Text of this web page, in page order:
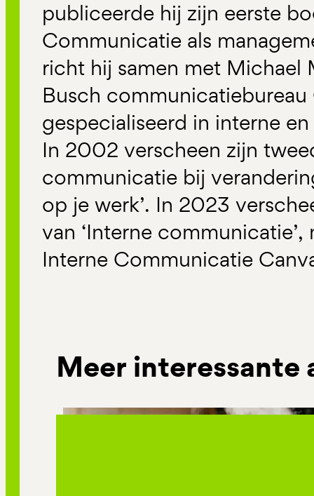
publiceerde hij zijn eerste
Communicatie als
richt hij samen met Michael
Busch
gespecialiseerd in interne
In 2002 verscheen zijn
communicatie bij
op je werk’. In 2023
van ‘Interne
Interne Communicatie
Meer interessante